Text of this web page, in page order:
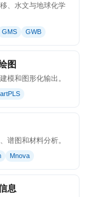
、水文与地球化学
GMS GWB
图
模和图形化输出。
谱图和材料分析。
Mnova
息